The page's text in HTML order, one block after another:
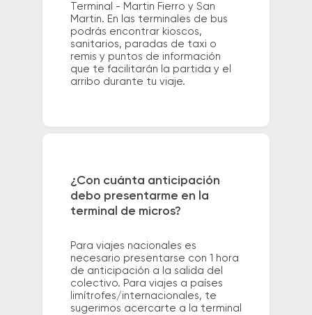
Terminal - Martin Fierro y San
Martin. En las terminales de bus
podrás encontrar kioscos,
sanitarios, paradas de taxi o
remis y puntos de información
que te facilitarán la partida y el
arribo durante tu viaje.
¿Con cuánta anticipación
debo presentarme en la
terminal de micros?
Para viajes nacionales es
necesario presentarse con 1 hora
de anticipación a la salida del
colectivo. Para viajes a países
limítrofes/internacionales, te
sugerimos acercarte a la terminal